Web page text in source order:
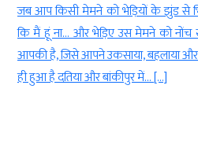
जब आप किसी मेमने को भेड़ियों के झुंड से
कि मैं हूं ना… और भेड़िए उस मेमने को नोंच
आपकी है, जिसे आपने उकसाया, बहलाया
ही हुआ है दतिया और बांकीपुर में… […]